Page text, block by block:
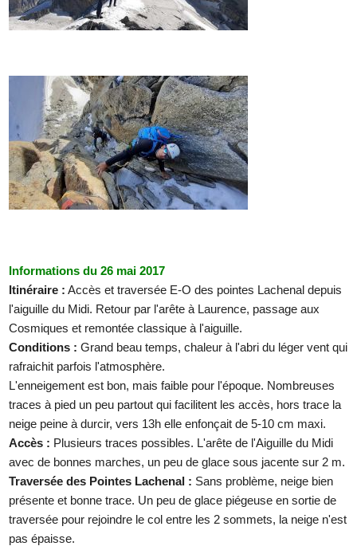
Informations du 26 mai 2017
Itinéraire : Accès et traversée E-O des pointes Lachenal depuis
l'aiguille du Midi. Retour par l'arête à Laurence, passage aux
Cosmiques et remontée classique à l'aiguille.
Conditions : Grand beau temps, chaleur à l'abri du léger vent qui
rafraichit parfois l'atmosphère.
L'enneigement est bon, mais faible pour l'époque. Nombreuses
traces à pied un peu partout qui facilitent les accès, hors trace la
neige peine à durcir, vers 13h elle enfonçait de 5-10 cm maxi.
Accès : Plusieurs traces possibles. L'arête de l'Aiguille du Midi
avec de bonnes marches, un peu de glace sous jacente sur 2 m.
Traversée des Pointes Lachenal : Sans problème, neige bien
présente et bonne trace. Un peu de glace piégeuse en sortie de
traversée pour rejoindre le col entre les 2 sommets, la neige n'est
pas épaisse.